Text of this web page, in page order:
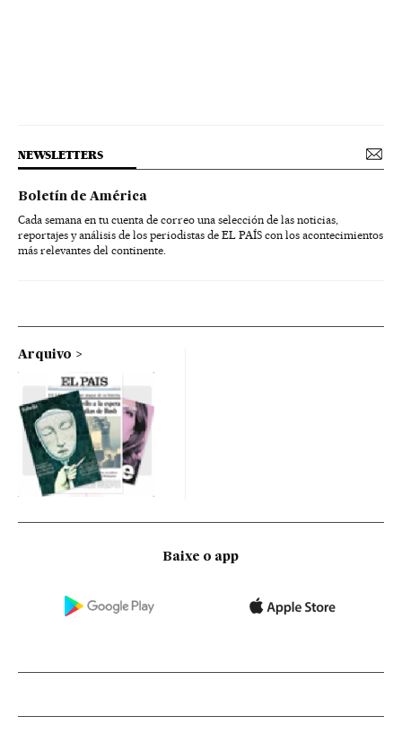
NEWSLETTERS
Boletín de América
Cada semana en tu cuenta de correo una selección de las noticias,
reportajes y análisis de los periodistas de EL PAÍS con los acontecimientos
más relevantes del continente.
Arquivo
Baixe o app